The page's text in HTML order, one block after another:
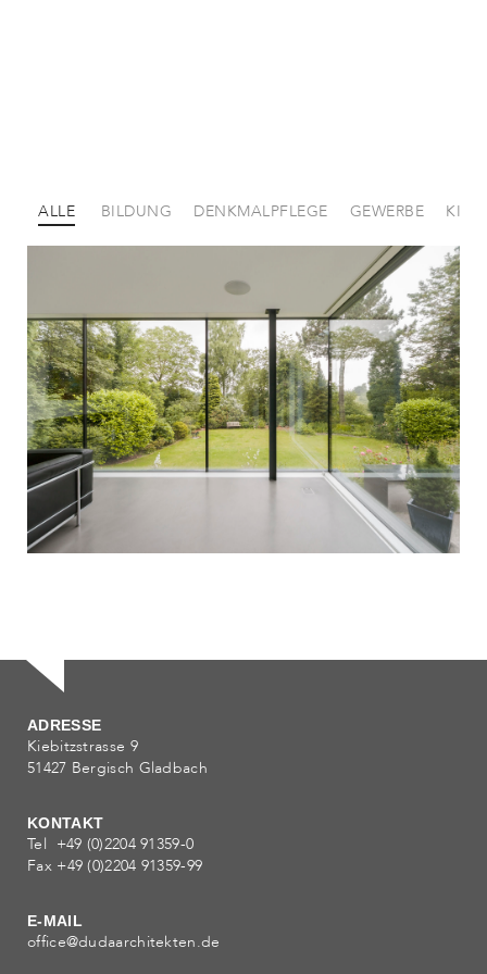
ALLE BILDUNG DENKMALPFLEGE GEWERBE
HAUS B
Wohnen
ADRESSE
Kiebitzstrasse 9
51427 Bergisch Gladbach
KONTAKT
Tel +49 (0)2204 91359-0
Fax +49 (0)2204 91359-99
E-MAIL
office@dudaarchitekten.de